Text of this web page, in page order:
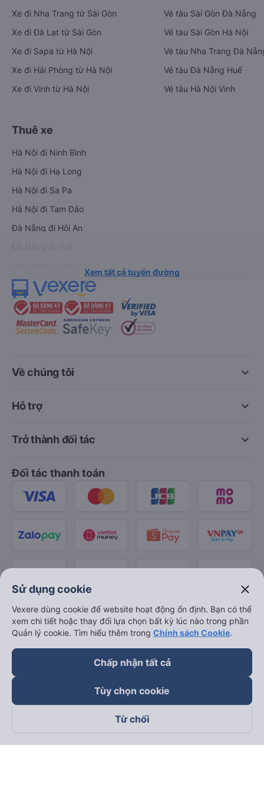
Xe đi Nha Trang từ Sài Gòn
Xe đi Đà Lạt từ Sài Gòn
Xe đi Sapa từ Hà Nội
Xe đi Hải Phòng từ Hà Nội
Xe đi Vinh từ Hà Nội
Vé tàu Sài Gòn Đà Nẵng
Vé tàu Sài Gòn Hà Nội
Vé tàu Nha Trang Đà
Vé tàu Đà Nẵng Huế
Vé tàu Hà Nội Vinh
Thuê xe
Hà Nội đi Ninh Bình
Hà Nội đi Hạ Long
Hà Nội đi Sa Pa
Hà Nội đi Tam Đảo
Đà Nẵng đi Hội An
Xem tất cả tuyến đường
keyboard_arrow_down
Về chúng tôi
keyboard_arrow_down
Hỗ trợ
keyboard_arrow_down
Trở thành đối tác
Đối tác thanh toán
Theo dõi chúng tôi trên
Sử dụng cookie close
Vexere dùng cookie để website hoạt động ổn định. Bạn có thể
xem chi tiết hoặc thay đổi lựa chọn bất kỳ lúc nào trong phần
Quản lý cookie. Tìm hiểu thêm trong Chính sách Cookie.
Chấp nhận tất cả
Tùy chọn cookie
Từ chối